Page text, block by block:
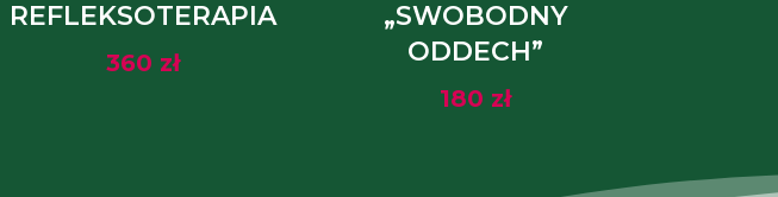
REFLEKSOTERAPIA
360 zł
„SWOBODNY
ODDECH”
180 zł